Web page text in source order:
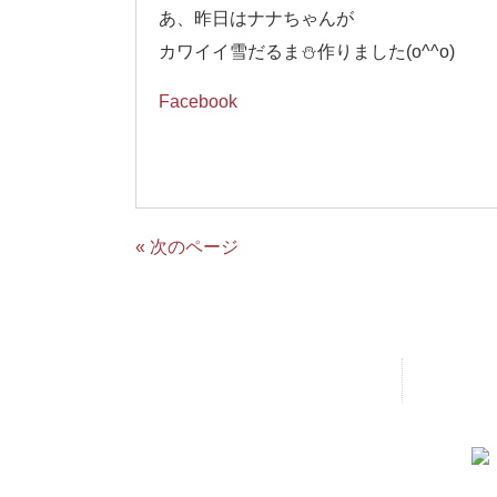
あ、昨日はナナちゃんが
カワイイ雪だるま⛄️作りました(o^^o)
Facebook
« 次のページ